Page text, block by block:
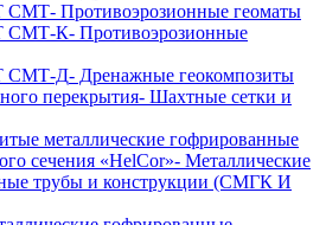
СМТ- Противоэрозионные геоматы
СМТ-К- Противоэрозионные
СМТ-Д- Дренажные геокомпозиты
перекрытия- Шахтные сетки и
металлические гофрированные
сечения «HelCor»- Металлические
трубы и конструкции (СМГК И